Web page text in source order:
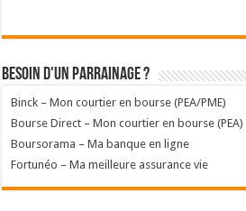
Besoin d'un parrainage ?
Binck – Mon courtier en bourse (PEA/PME)
Bourse Direct – Mon courtier en bourse (PEA)
Boursorama – Ma banque en ligne
Fortunéo – Ma meilleure assurance vie